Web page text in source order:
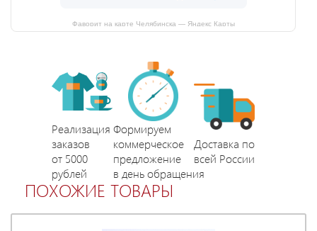
Фаворит на карте Челябинска — Яндекс Карты
Реализация
заказов
от 5000
рублей
Формируем
коммерческое
предложение
в день обращения
Доставка по
всей России
ПОХОЖИЕ ТОВАРЫ